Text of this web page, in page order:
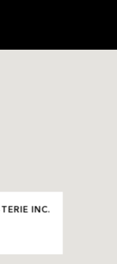
INC.